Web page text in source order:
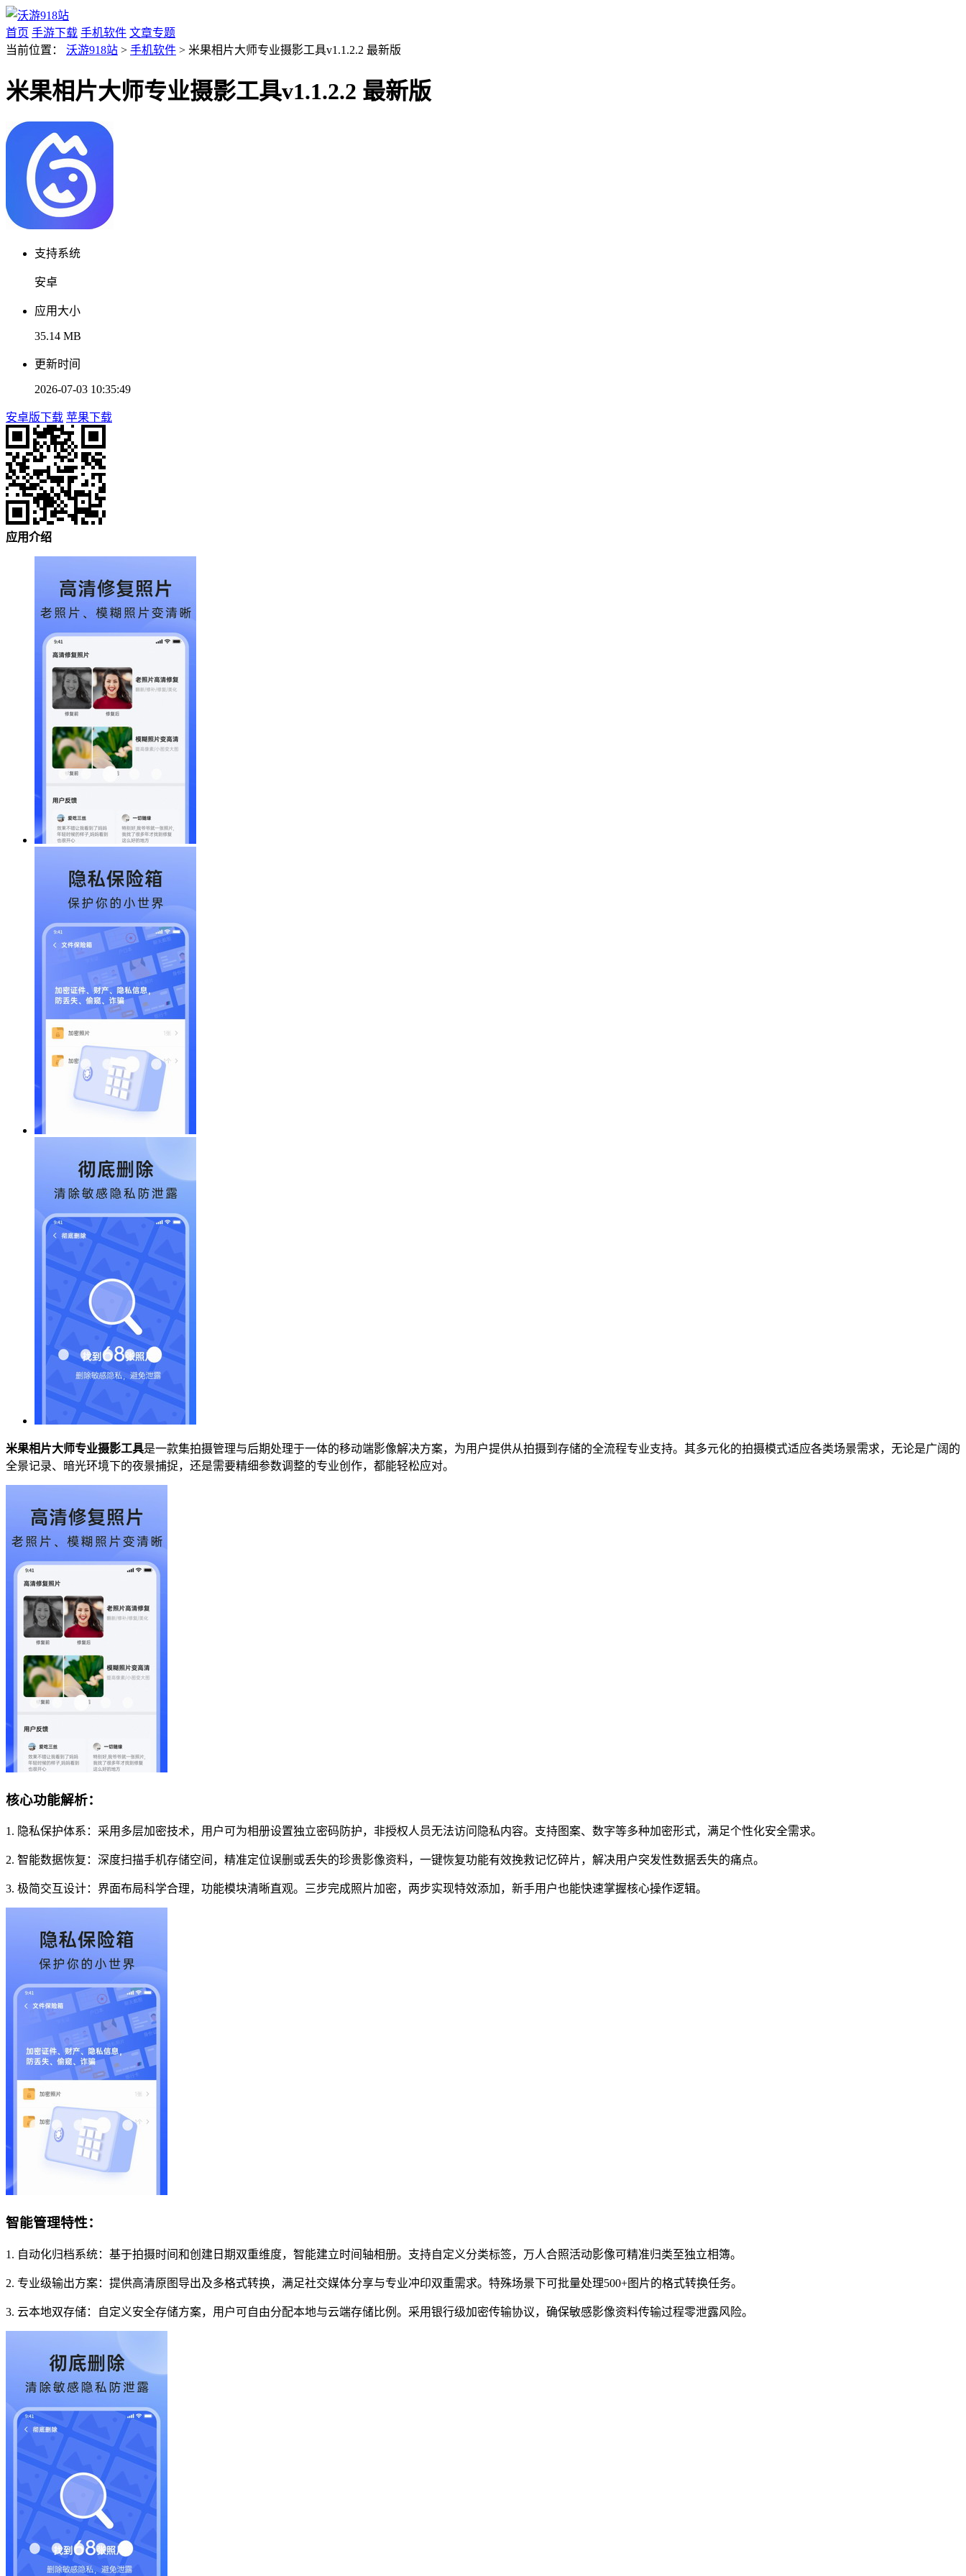
首页 手游下载 手机软件 文章专题
当前位置： 沃游918站 > 手机软件 > 米果相片大师专业摄影工具v1.1.2.2 最新版
米果相片大师专业摄影工具v1.1.2.2 最新版
支持系统
安卓
应用大小
35.14 MB
更新时间
2026-07-03 10:35:49
安卓版下载 苹果下载
应用介绍
米果相片大师专业摄影工具是一款集拍摄管理与后期处理于一体的移动端影像解决方案，为用户提供从拍摄到存储的全流程专业支持。其多元化的拍摄模式适应各类场景需求，无论是广阔的
全景记录、暗光环境下的夜景捕捉，还是需要精细参数调整的专业创作，都能轻松应对。
核心功能解析：
1. 隐私保护体系：采用多层加密技术，用户可为相册设置独立密码防护，非授权人员无法访问隐私内容。支持图案、数字等多种加密形式，满足个性化安全需求。
2. 智能数据恢复：深度扫描手机存储空间，精准定位误删或丢失的珍贵影像资料，一键恢复功能有效挽救记忆碎片，解决用户突发性数据丢失的痛点。
3. 极简交互设计：界面布局科学合理，功能模块清晰直观。三步完成照片加密，两步实现特效添加，新手用户也能快速掌握核心操作逻辑。
智能管理特性：
1. 自动化归档系统：基于拍摄时间和创建日期双重维度，智能建立时间轴相册。支持自定义分类标签，万人合照活动影像可精准归类至独立相簿。
2. 专业级输出方案：提供高清原图导出及多格式转换，满足社交媒体分享与专业冲印双重需求。特殊场景下可批量处理500+图片的格式转换任务。
3. 云本地双存储：自定义安全存储方案，用户可自由分配本地与云端存储比例。采用银行级加密传输协议，确保敏感影像资料传输过程零泄露风险。